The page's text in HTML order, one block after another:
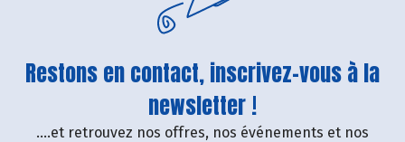
Restons en contact, inscrivez-vous à la
newsletter !
....et retrouvez nos offres, nos événements et nos